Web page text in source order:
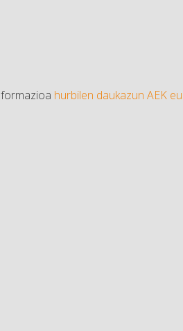
hurbilen daukazun AEK